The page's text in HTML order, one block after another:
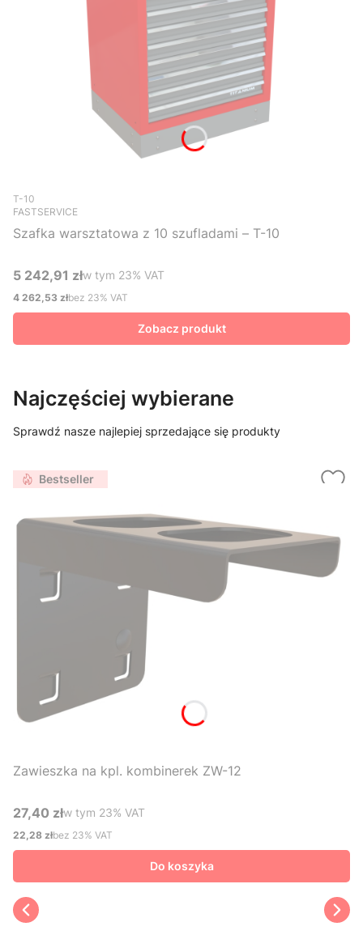
Kod produktu
T-10
FASTSERVICE
Szafka warsztatowa z 10 szufladami – T-10
Cena brutto
5 242,91 złw tym %s VAT
w tym 23% VAT
Cena netto
4 262,53 złbez 23% VAT
Zobacz produkt
Najczęściej wybierane
Sprawdź nasze najlepiej sprzedające się produkty
Bestseller
Zawieszka na kpl. kombinerek ZW-12
Cena brutto
27,40 złw tym %s VAT
w tym 23% VAT
Cena netto
22,28 złbez 23% VAT
Do koszyka